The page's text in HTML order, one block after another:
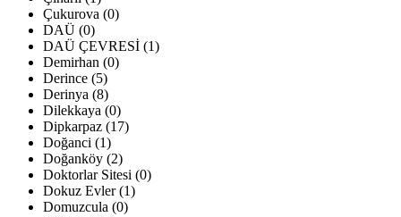
Çukurova (0)
DAÜ (0)
DAÜ ÇEVRESİ (1)
Demirhan (0)
Derince (5)
Derinya (8)
Dilekkaya (0)
Dipkarpaz (17)
Doğanci (1)
Doğanköy (2)
Doktorlar Sitesi (0)
Dokuz Evler (1)
Domuzcula (0)